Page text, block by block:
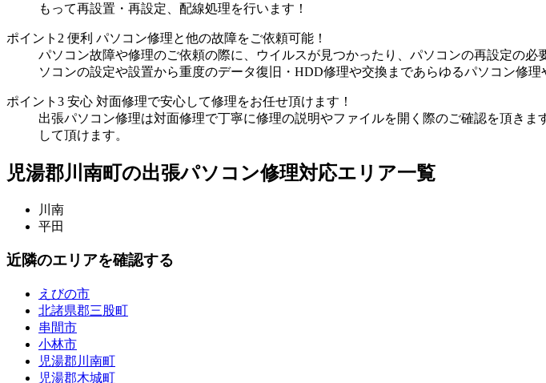
もって再設置・再設定、配線処理を行います！
ポイント2 便利 パソコン修理と他の故障をご依頼可能！
パソコン故障や修理のご依頼の際に、ウイルスが見つかったり、パソコンの再設定の
ソコンの設定や設置から重度のデータ復旧・HDD修理や交換まであらゆるパソコン修
ポイント3 安心 対面修理で安心して修理をお任せ頂けます！
出張パソコン修理は対面修理で丁寧に修理の説明やファイルを開く際のご確認を頂き
して頂けます。
児湯郡川南町の出張パソコン修理対応エリア一覧
川南
平田
近隣のエリアを確認する
えびの市
北諸県郡三股町
串間市
小林市
児湯郡川南町
児湯郡木城町